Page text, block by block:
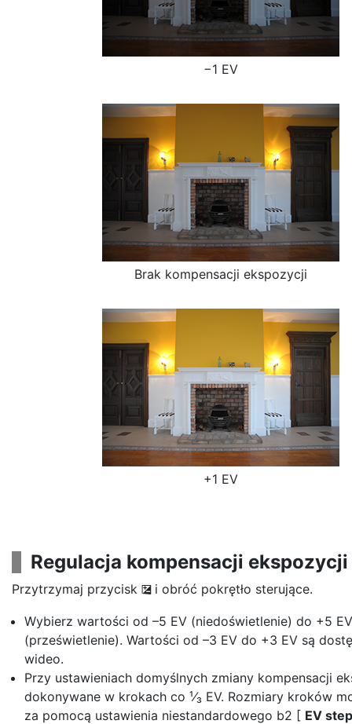
−1 EV
Brak kompensacji ekspozycji
+1 EV
Regulacja kompensacji ekspozycji
Przytrzymaj przycisk E i obróć pokrętło sterujące.
Wybierz wartości od –5 EV (niedoświetlenie) do +5 EV
(prześwietlenie). Wartości od –3 EV do +3 EV są
wideo.
Przy ustawieniach domyślnych zmiany kompensacji
dokonywane w krokach co ¹⁄₃ EV. Rozmiary kroków
za pomocą ustawienia niestandardowego b2 [ EV